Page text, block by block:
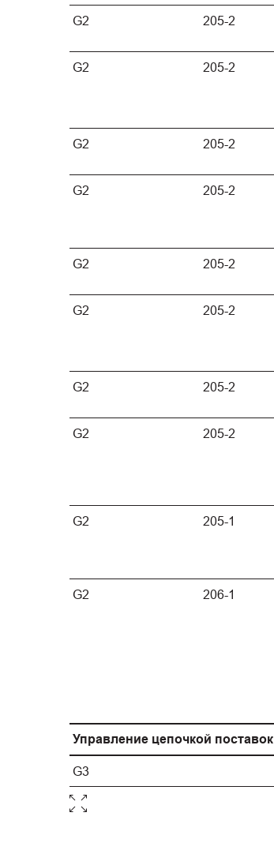
G2 205-2
G2 205-2
G2 205-2
G2 205-2
G2 205-2
G2 205-2
G2 205-2
G2 205-2
G2 205-1
G2 206-1
Управление цепочкой поставок
G3